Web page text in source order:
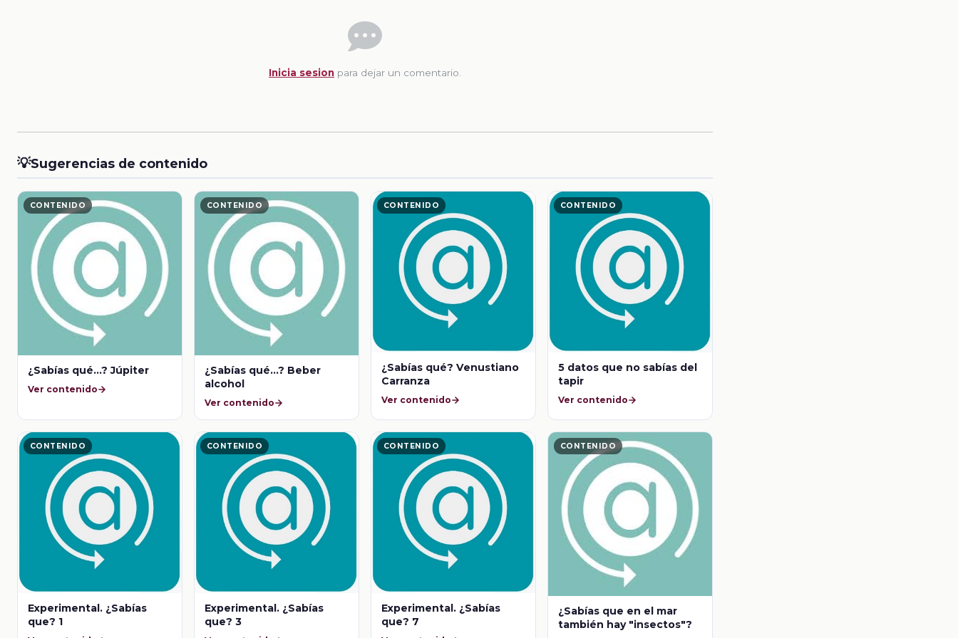
Inicia sesion para dejar un comentario.
💡Sugerencias de contenido
CONTENIDO
¿Sabías qué...? Júpiter
Ver contenido
CONTENIDO
¿Sabías qué...? Beber
alcohol
Ver contenido
CONTENIDO
¿Sabías qué? Venustiano
Carranza
Ver contenido
CONTENIDO
5 datos que no sabías del
tapir
Ver contenido
CONTENIDO
Experimental. ¿Sabías
que? 1
CONTENIDO
Experimental. ¿Sabías
que? 3
CONTENIDO
Experimental. ¿Sabías
que? 7
CONTENIDO
¿Sabías que en el mar
también hay "insectos"?